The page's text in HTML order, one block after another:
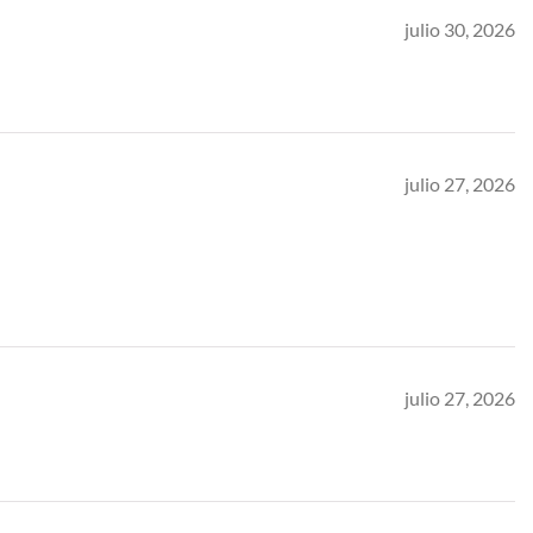
julio 30, 2026
julio 27, 2026
julio 27, 2026